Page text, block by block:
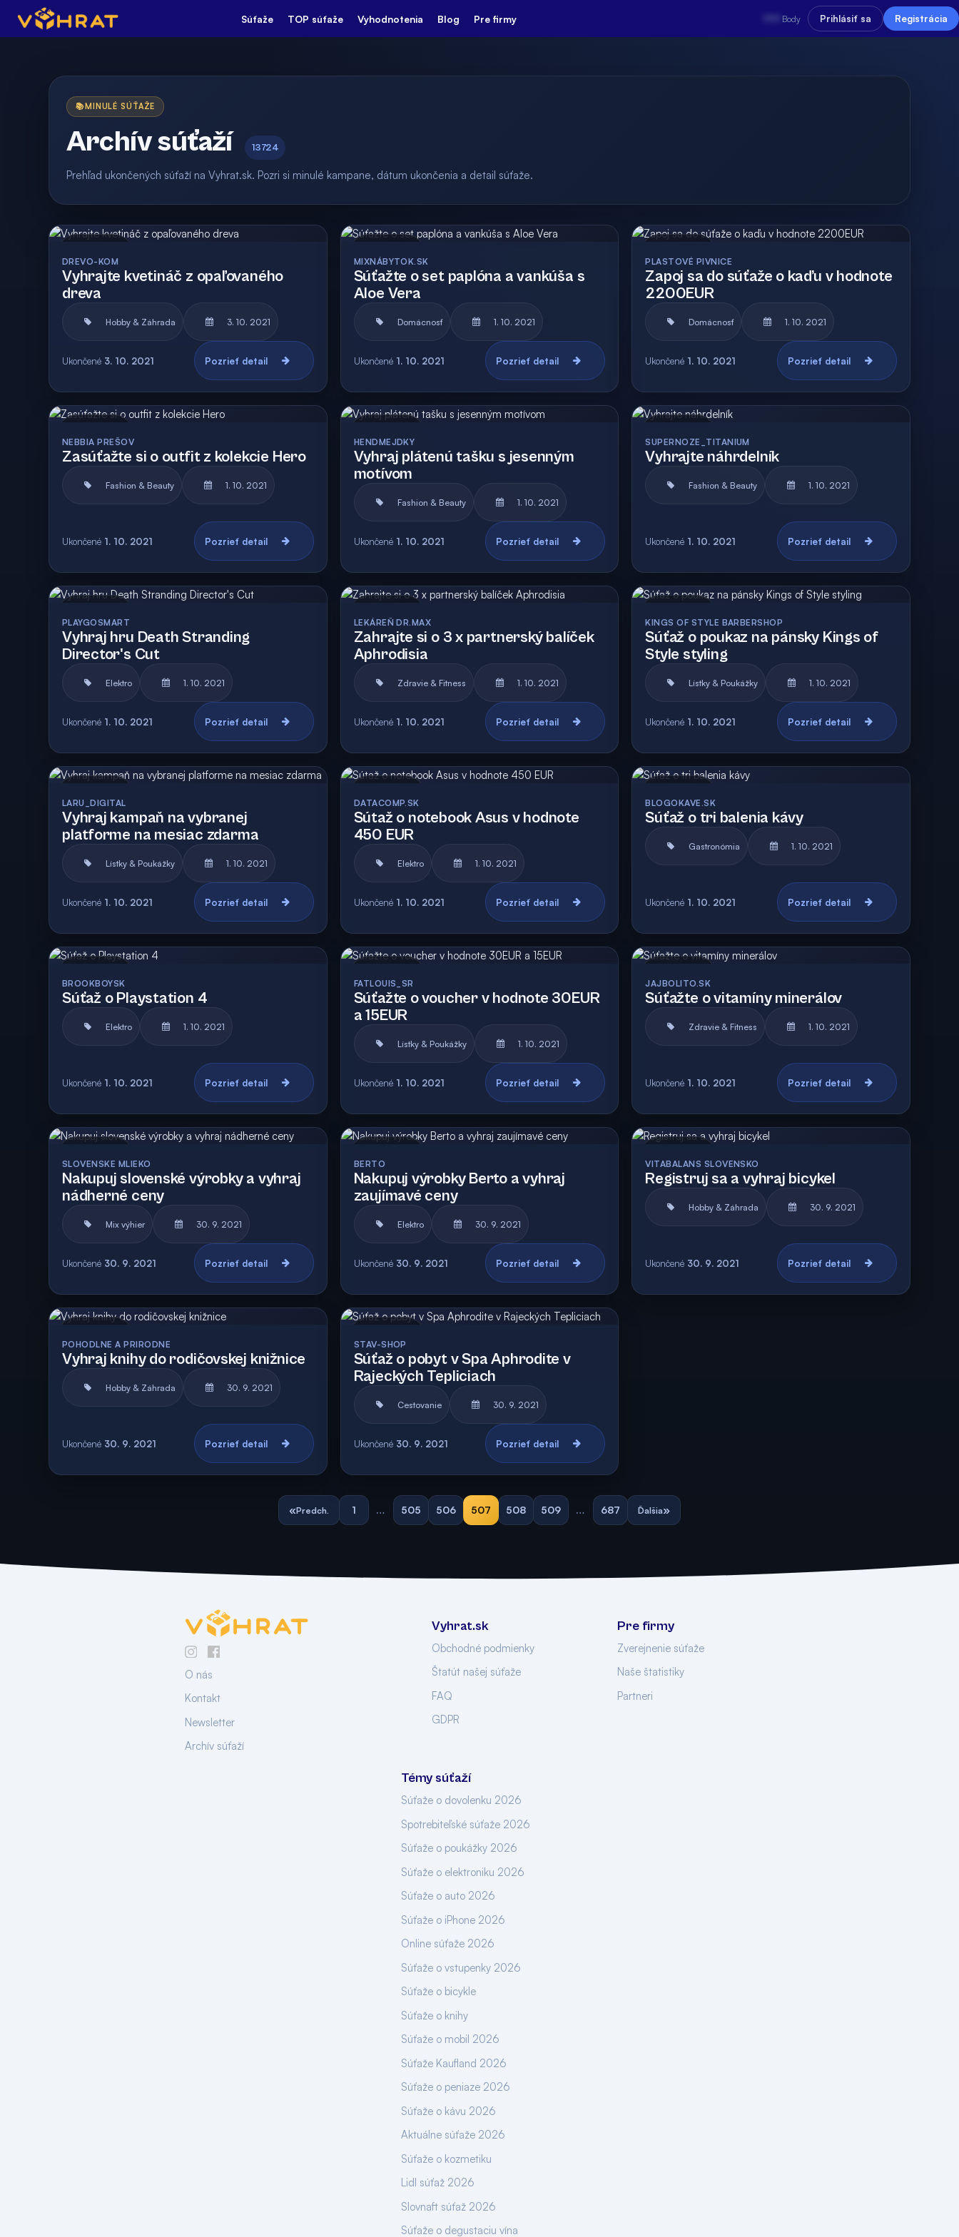
Súťaže TOP súťaže Vyhodnotenia Blog Pre firmy Body Prihlásiť sa Registrácia
📚 MINULÉ SÚŤAŽE
Archív súťaží 13724
Prehľad ukončených súťaží na Vyhrat.sk. Pozri si minulé kampane, dátum ukončenia a detail súťaže.
DREVO-KOM
Vyhrajte kvetináč z opaľovaného
dreva
Hobby & Záhrada 3. 10. 2021
Ukončené 3. 10. 2021 Pozrieť detail
MIXNÁBYTOK.SK
Súťažte o set paplóna a vankúša s
Aloe Vera
Domácnosť 1. 10. 2021
Ukončené 1. 10. 2021 Pozrieť detail
PLASTOVÉ PIVNICE
Zapoj sa do súťaže o kaďu v hodnote
2200EUR
Domácnosť 1. 10. 2021
Ukončené 1. 10. 2021 Pozrieť detail
NEBBIA PREŠOV
Zasúťažte si o outfit z kolekcie Hero
Fashion & Beauty 1. 10. 2021
Ukončené 1. 10. 2021 Pozrieť detail
HENDMEJDKY
Vyhraj plátenú tašku s jesenným
motívom
Fashion & Beauty 1. 10. 2021
Ukončené 1. 10. 2021 Pozrieť detail
SUPERNOZE_TITANIUM
Vyhrajte náhrdelník
Fashion & Beauty 1. 10. 2021
Ukončené 1. 10. 2021 Pozrieť detail
PLAYGOSMART
Vyhraj hru Death Stranding
Director's Cut
Elektro 1. 10. 2021
Ukončené 1. 10. 2021 Pozrieť detail
LEKÁREŇ DR.MAX
Zahrajte si o 3 x partnerský balíček
Aphrodisia
Zdravie & Fitness 1. 10. 2021
Ukončené 1. 10. 2021 Pozrieť detail
KINGS OF STYLE BARBERSHOP
Súťaž o poukaz na pánsky Kings of
Style styling
Lístky & Poukážky 1. 10. 2021
Ukončené 1. 10. 2021 Pozrieť detail
LARU_DIGITAL
Vyhraj kampaň na vybranej
platforme na mesiac zdarma
Lístky & Poukážky 1. 10. 2021
Ukončené 1. 10. 2021 Pozrieť detail
DATACOMP.SK
Sútaž o notebook Asus v hodnote
450 EUR
Elektro 1. 10. 2021
Ukončené 1. 10. 2021 Pozrieť detail
BLOGOKAVE.SK
Súťaž o tri balenia kávy
Gastronómia 1. 10. 2021
Ukončené 1. 10. 2021 Pozrieť detail
BROOKBOYSK
Súťaž o Playstation 4
Elektro 1. 10. 2021
Ukončené 1. 10. 2021 Pozrieť detail
FATLOUIS_SR
Súťažte o voucher v hodnote 30EUR
a 15EUR
Lístky & Poukážky 1. 10. 2021
Ukončené 1. 10. 2021 Pozrieť detail
JAJBOLITO.SK
Súťažte o vitamíny minerálov
Zdravie & Fitness 1. 10. 2021
Ukončené 1. 10. 2021 Pozrieť detail
SLOVENSKE MLIEKO
Nakupuj slovenské výrobky a vyhraj
nádherné ceny
Mix výhier 30. 9. 2021
Ukončené 30. 9. 2021 Pozrieť detail
BERTO
Nakupuj výrobky Berto a vyhraj
zaujímavé ceny
Elektro 30. 9. 2021
Ukončené 30. 9. 2021 Pozrieť detail
VITABALANS SLOVENSKO
Registruj sa a vyhraj bicykel
Hobby & Záhrada 30. 9. 2021
Ukončené 30. 9. 2021 Pozrieť detail
POHODLNE A PRIRODNE
Vyhraj knihy do rodičovskej knižnice
Hobby & Záhrada 30. 9. 2021
Ukončené 30. 9. 2021 Pozrieť detail
STAV-SHOP
Súťaž o pobyt v Spa Aphrodite v
Rajeckých Tepliciach
Cestovanie 30. 9. 2021
Ukončené 30. 9. 2021 Pozrieť detail
«Predch. 1 … 505 506 507 508 509 … 687 Ďalšia»
O nás
Kontakt
Newsletter
Archív súťaží
Vyhrat.sk
Obchodné podmienky
Štatút našej súťaže
FAQ
GDPR
Pre firmy
Zverejnenie súťaže
Naše štatistiky
Partneri
Témy súťaží
Súťaže o dovolenku 2026
Spotrebiteľské súťaže 2026
Súťaže o poukážky 2026
Súťaže o elektroniku 2026
Súťaže o auto 2026
Súťaže o iPhone 2026
Online súťaže 2026
Súťaže o vstupenky 2026
Súťaže o bicykle
Súťaže o knihy
Súťaže o mobil 2026
Súťaže Kaufland 2026
Súťaže o peniaze 2026
Súťaže o kávu 2026
Aktuálne súťaže 2026
Súťaže o kozmetiku
Lidl súťaž 2026
Slovnaft súťaž 2026
Súťaže o degustaciu vína